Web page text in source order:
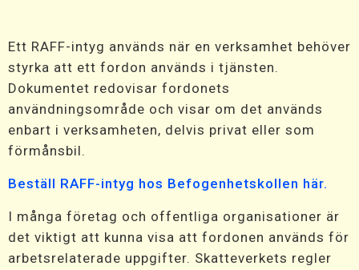
Ett RAFF-intyg används när en verksamhet behöver
styrka att ett fordon används i tjänsten.
Dokumentet redovisar fordonets
användningsområde och visar om det används
enbart i verksamheten, delvis privat eller som
förmånsbil.
Beställ RAFF-intyg hos Befogenhetskollen här.
I många företag och offentliga organisationer är
det viktigt att kunna visa att fordonen används för
arbetsrelaterade uppgifter. Skatteverkets regler